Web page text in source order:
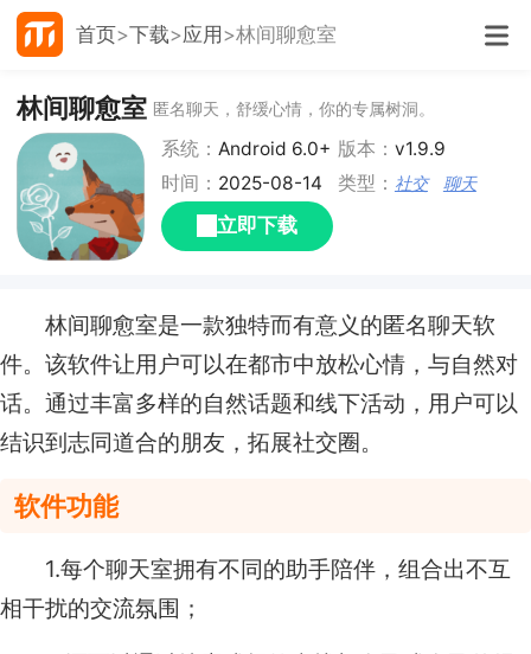
首页 下载 应用 林间聊愈室
林间聊愈室 匿名聊天，舒缓心情，你的专属树洞。
系统：Android 6.0+ 版本： v1.9.9
时间： 2025-08-14 类型： 社交 聊天
立即下载
林间聊愈室是一款独特而有意义的匿名聊天软
件。该软件让用户可以在都市中放松心情，与自然对
话。通过丰富多样的自然话题和线下活动，用户可以
结识到志同道合的朋友，拓展社交圈。
软件功能
1.每个聊天室拥有不同的助手陪伴，组合出不互
相干扰的交流氛围；